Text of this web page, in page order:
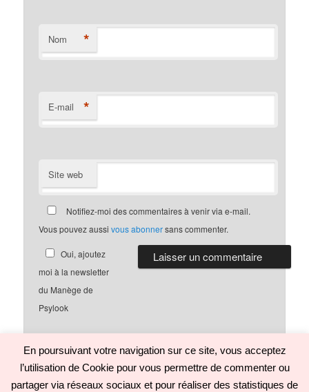
Nom *
E-mail *
Site web
Notifiez-moi des commentaires à venir via e-mail.
Vous pouvez aussivous abonnersans commenter.
Oui, ajoutez
moi à la newsletter
du Manège de
Psylook
Politique de confidentialité Fièrement propulsé par WordPress
En poursuivant votre navigation sur ce site, vous acceptez
l’utilisation de Cookie pour vous permettre de commenter ou
partager via réseaux sociaux et pour réaliser des statistiques de